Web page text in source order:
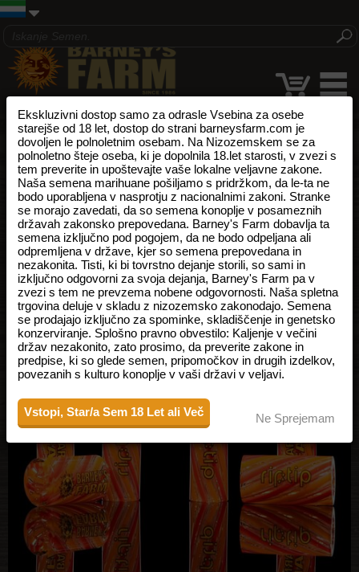
Ekskluzivni dostop samo za odrasle Vsebina za osebe
starejše od 18 let, dostop do strani barneysfarm.com je
dovoljen le polnoletnim osebam. Na Nizozemskem se za
polnoletno šteje oseba, ki je dopolnila 18.let starosti, v zvezi s
tem preverite in upoštevajte vaše lokalne veljavne zakone.
Naša semena marihuane pošiljamo s pridržkom, da le-ta ne
bodo uporabljena v nasprotju z nacionalnimi zakoni. Stranke
se morajo zavedati, da so semena konoplje v posameznih
državah zakonsko prepovedana. Barney's Farm dobavlja ta
semena izključno pod pogojem, da ne bodo odpeljana ali
odpremljena v države, kjer so semena prepovedana in
nezakonita. Tisti, ki bi tovrstno dejanje storili, so sami in
izključno odgovorni za svoja dejanja, Barney's Farm pa v
zvezi s tem ne prevzema nobene odgovornosti. Naša spletna
trgovina deluje v skladu z nizozemsko zakonodajo. Semena
se prodajajo izključno za spominke, skladiščenje in genetsko
konzerviranje. Splošno pravno obvestilo: Kaljenje v večini
držav nezakonito, zato prosimo, da preverite zakone in
predpise, ki so glede semen, pripomočkov in drugih izdelkov,
povezanih s kulturo konoplje v vaši državi v veljavi.
Vstopi, Star/a Sem 18 Let ali Več Ne Sprejemam